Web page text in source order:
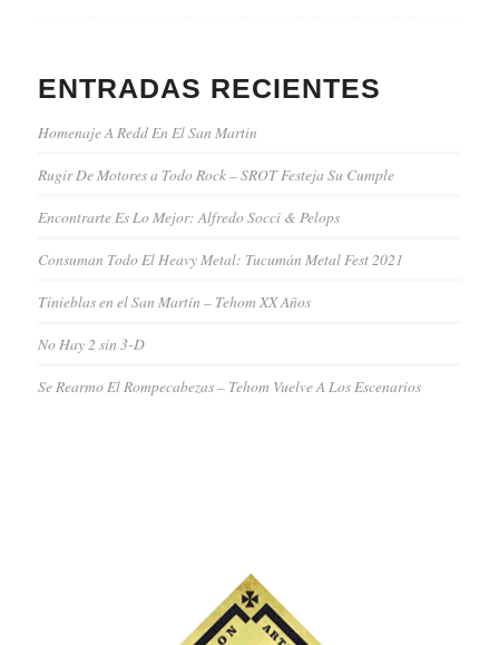
ENTRADAS RECIENTES
Homenaje A Redd En El San Martin
Rugir De Motores a Todo Rock – SROT Festeja Su Cumple
Encontrarte Es Lo Mejor: Alfredo Socci & Pelops
Consuman Todo El Heavy Metal: Tucumán Metal Fest 2021
Tinieblas en el San Martín – Tehom XX Años
No Hay 2 sin 3-D
Se Rearmo El Rompecabezas – Tehom Vuelve A Los Escenarios